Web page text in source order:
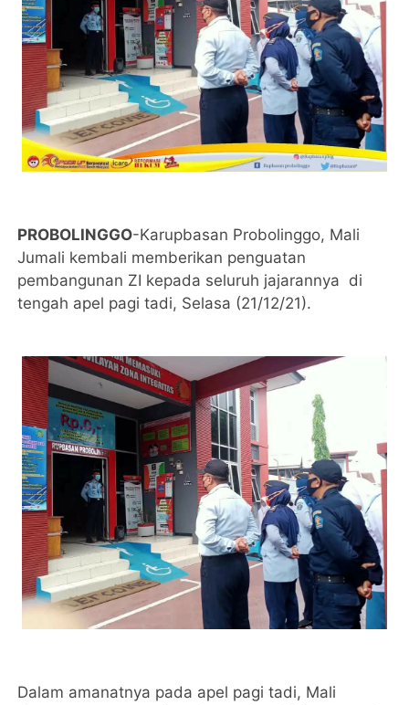
PROBOLINGGO-Karupbasan Probolinggo, Mali
Jumali kembali memberikan penguatan
pembangunan ZI kepada seluruh jajarannya di
tengah apel pagi tadi, Selasa (21/12/21).
Dalam amanatnya pada apel pagi tadi, Mali